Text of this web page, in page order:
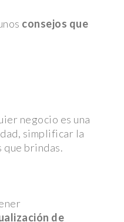
consejos que
negocio es una
simplificar la
brindas.
de